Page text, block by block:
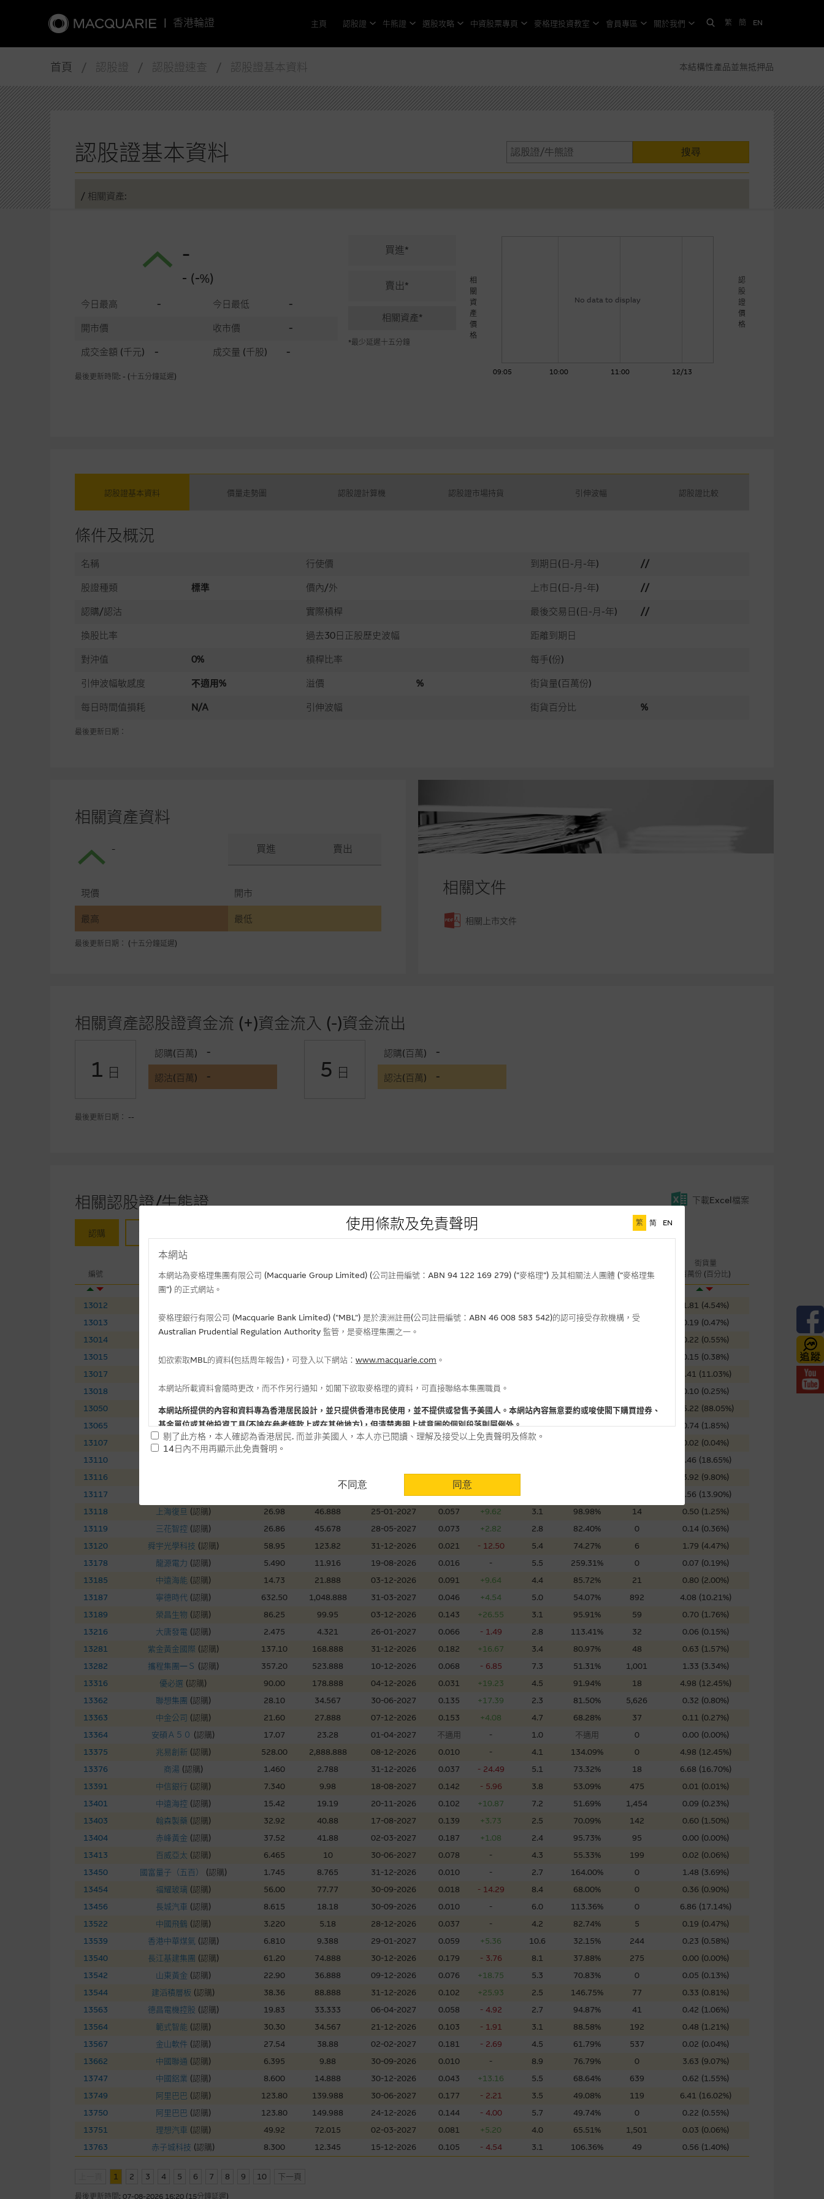
| 香港輪證 主頁 認股證 牛熊證 選股攻略 中資股票專頁 麥格理投資教室 會員專區 關於我們 繁 簡 EN
首頁 / 認股證 / 認股證速查 / 認股證基本資料 本結構性產品並無抵押品
認股證基本資料 搜尋
/ 相關資產:
-
- (-%)
今日最高 - 今日最低
-
開市價
收市價
-
成交金額 (千元) - 成交量 (千股) -
最後更新時間: - (十五分鐘延遲)
買進*
賣出*
相關資產*
*最少延遲十五分鐘
No data to display
09:05 10:00 11:00 12/13
認
股
證
價
格
相
關
資
產
價
格
認股證基本資料 價量走勢圖 認股證計算機 認股證市場持貨 引伸波幅 認股證比較
條件及概況
名稱
股證種類
標準
認購/認沽
換股比率
對沖值
0%
引伸波幅敏感度
不適用%
每日時間值損耗
N/A
行使價
價內/外
實際槓桿
過去30日正股歷史波幅
槓桿比率
溢價
%
引伸波幅
到期日(日-月-年)
//
上市日(日-月-年)
//
最後交易日(日-月-年)
//
距離到期日
每手(份)
街貨量(百萬份)
街貨百分比
%
最後更新日期：
相關資產資料
- 買進 賣出
現價 開市
最高 最低
最後更新日期： (十五分鐘延遲)
相關文件
相關上市文件
相關資產認股證資金流 (+)資金流入 (-)資金流出
1 日
認購(百萬) -
認沽(百萬) - 5 日
認購(百萬) -
認沽(百萬) -
最後更新日期： --
相關認股證/牛熊證 下載Excel檔案
認購
編號 相關資產
現價
行使價
(日/月/年)
價格 升/跌(%)
(倍)
引伸波幅
(千元)
街貨量
百萬份 (百分比)
13012
1.81 (4.54%)
13013
石藥集團(認購) 8.690 8.888 31-12-2026 0.248 +6.44 3.9 62.52% 2,702
0.19 (0.47%)
13014
45.678
0.22 (0.55%)
13015
萬國數據－ＳＷ(認購) 32.32 38.388 31-12-2026 0.112
0.15 (0.38%)
13017
4.41 (11.03%)
13018
三一國際(認購) 7.660 10.888 01-12-2026 0.085 +2.41
0.10 (0.25%)
13050
中國銀河(認購) 7.720 8.38 18-08-2026 0.010 - 17.6 58.79% 0
35.22 (88.05%)
13065
友邦保險(認購) 74.15 106.299 03-05-2027 0.052 +10.64 5.9 40.64% 159
0.74 (1.85%)
13107
中國電信(認購) 4.500 7.28 28-01-2027 0.076 - 1.30 6.7
0.02 (0.04%)
13110
7.46 (18.65%)
13116
02-12-2026 0.214 - 1.83
3.92 (9.80%)
13117
02-12-2026 0.017 +6.25
5.56 (13.90%)
13118
上海復旦 (認購) 26.98 46.888 25-01-2027 0.057 +9.62 3.1 98.98% 14
0.50 (1.25%)
13119
三花智控 (認購) 26.86 45.678 28-05-2027 0.073 +2.82 2.8 82.40% 0
0.14 (0.36%)
13120
舜宇光學科技 (認購) 58.95 123.82 31-12-2026 0.021 - 12.50 5.4 74.27% 6
1.79 (4.47%)
13178
龍源電力 (認購) 5.490 11.916 19-08-2026 0.016 - 5.5 259.31% 0
0.07 (0.19%)
13185
中遠海能(認購) 14.73 21.888 03-12-2026 0.091 +9.64 4.4 85.72% 21
0.80 (2.00%)
13187
寧德時代(認購) 632.50 1,048.888 31-03-2027 0.046 +4.54 5.0 54.07% 892
4.08 (10.21%)
13189
榮昌生物 (認購) 86.25 99.95 03-12-2026 0.143 +26.55 3.1 95.91% 59
0.70 (1.76%)
13216
大唐發電 (認購) 2.475 4.321 26-01-2027 0.066 - 1.49 2.8 113.41% 32
0.06 (0.15%)
13281
紫金黃金國際 (認購) 137.10 168.888 31-12-2026 0.182 +16.67 3.4 80.97% 48
0.63 (1.57%)
13282
攜程集團—Ｓ (認購) 357.20 523.888 10-12-2026 0.068 - 6.85 7.3 51.31% 1,001
1.33 (3.34%)
13316
優必選 (認購) 90.00 178.888 04-12-2026 0.031 +19.23 4.5 91.94% 18
4.98 (12.45%)
13362
聯想集團 (認購) 28.10 34.567 30-06-2027 0.135 +17.39 2.3 81.50% 5,626
0.32 (0.80%)
13363
中金公司 (認購) 21.60 27.888 07-12-2026 0.153 +4.08 4.7 68.28% 37
0.11 (0.27%)
13364
安碩Ａ５０ (認購) 17.07 23.28 01-04-2027 不適用 - 1.0 不適用 0
0.00 (0.00%)
13375
兆易創新 (認購) 528.00 2,888.888 08-12-2026 0.010 - 4.1 134.09% 0
4.98 (12.45%)
13376
商湯 (認購) 1.460 2.788 31-12-2026 0.037 - 24.49 5.1 73.32% 18
6.68 (16.70%)
13391
中信銀行 (認購) 7.340 9.98 18-08-2027 0.142 - 5.96 3.8 53.09% 475
0.01 (0.01%)
13401
中遠海控 (認購) 15.42 19.19 20-11-2026 0.102 +10.87 7.2 51.69% 1,454
0.09 (0.23%)
13403
翰森製藥 (認購) 32.92 40.88 17-08-2027 0.139 +3.73 2.5 70.09% 142
0.60 (1.50%)
13404
赤峰黃金 (認購) 37.52 41.88 02-03-2027 0.187 +1.08 2.4 95.73% 95
0.00 (0.00%)
13413
百威亞太 (認購) 6.465 10 30-06-2027 0.078 - 4.3 55.33% 199
0.02 (0.06%)
13450
國富量子（五百） (認購) 1.745 8.765 31-12-2026 0.010 - 2.7 164.00% 0
1.48 (3.69%)
13454
福耀玻璃 (認購) 56.00 77.77 30-09-2026 0.018 - 14.29 8.4 68.00% 0
0.36 (0.90%)
13456
長城汽車 (認購) 8.615 18.18 30-09-2026 0.010 - 6.0 113.36% 0
6.86 (17.14%)
13522
中國飛鶴 (認購) 3.220 5.18 28-12-2026 0.037 - 4.2 82.74% 5
0.19 (0.47%)
13539
香港中華煤氣 (認購) 6.810 9.388 29-01-2027 0.059 +5.36 10.6 32.15% 244
0.23 (0.58%)
13540
長江基建集團 (認購) 61.20 74.888 30-12-2026 0.179 - 3.76 8.1 37.88% 275
0.00 (0.00%)
13542
山東黃金 (認購) 22.90 36.888 09-12-2026 0.076 +18.75 5.3 70.83% 0
0.05 (0.13%)
13544
建滔積層板 (認購) 38.36 88.888 31-12-2026 0.102 +25.93 2.5 146.75% 77
0.33 (0.81%)
13563
德昌電機控股 (認購) 19.83 33.333 06-04-2027 0.058 - 4.92 2.7 94.87% 41
0.42 (1.06%)
13564
範式智能(認購) 30.30 34.567 21-12-2026 0.103 - 1.91 3.1 88.58% 192
0.48 (1.21%)
13567
金山軟件 (認購) 27.54 38.88 02-02-2027 0.181 - 2.69 4.5 61.79% 537
0.02 (0.04%)
13662
中國聯通 (認購) 6.395 9.88 30-09-2026 0.010 - 8.9 76.79% 0
3.63 (9.07%)
13747
中國鋁業 (認購) 8.600 14.888 30-12-2026 0.043 +13.16 5.5 68.64% 639
0.62 (1.55%)
13749
阿里巴巴 (認購) 123.80 139.988 30-06-2027 0.177 - 2.21 3.5 49.08% 119
6.41 (16.02%)
13750
阿里巴巴 (認購) 123.80 149.988 24-12-2026 0.144 - 4.00 5.7 49.74% 0
0.22 (0.55%)
13751
理想汽車 (認購) 49.92 72.015 02-03-2027 0.081 +5.20 4.0 65.51% 1,501
0.03 (0.06%)
13763
赤子城科技 (認購) 8.300 12.345 15-12-2026 0.105 - 4.54 3.1 106.36% 49 0.56 (1.40%)
1 2 3 4 5 6 7 8 9 10 下一頁
最後更新時間: 07-08-2026 16:20 (15分鐘延遲)
使用條款及免責聲明 繁 简 EN
本網站
本網站為麥格理集團有限公司 (Macquarie Group Limited) (公司註冊編號：ABN 94 122 169 279) (”麥格理”) 及其相關法人團體 (”麥格理集
團”) 的正式網站。
麥格理銀行有限公司 (Macquarie Bank Limited) ("MBL") 是於澳洲註冊(公司註冊編號：ABN 46 008 583 542)的認可接受存款機構，受
Australian Prudential Regulation Authority 監管，是麥格理集團之一。
如欲索取MBL的資料(包括周年報告)，可登入以下網站： www.macquarie.com 。
本網站所載資料會隨時更改，而不作另行通知，如閣下欲取麥格理的資料，可直接聯絡本集團職員。
本網站所提供的內容和資料專為香港居民設計，並只提供香港市民使用，並不提供或發售予美國人。本網站內容無意要約或唆使閣下購買證券、
基金單位或其他投資工具(不論在參考條款上或在其他地方)，但清楚表明上述意圖的個別段落則屬例外。
網站內容來自我們在所示日期時認為可靠之來源，且均以真誠提供。惟麥格理集團並無核實所有網站內容，故就閣下的目的而言，網站內容可能
未必完整或準確。麥格理集團不會，亦沒有義務更新網站內容，或修正任何其後變為明顯失實之地方。網站內容所載的意見、預測及其他資料可
予更改或刪除，而毋須作出通知。
任何指示價格報價、公開資料或分析是基於我們相信的假設及參數而預備的，不構成我們提出的意見。所用假設及參數並非唯一可以合理選擇到
績並不保證將來表現。網站內容來自我們在所示日期時認為可靠之來源，且均以真誠提供，然而，麥格理集團不作陳述，亦不保證網站內容在任
何用途上均完整、可靠、準確、合時或適合，亦不為資料的準確程度、完整性及合時性負上責任，除非這是有關適用的的法律及/或法規所規定。
網站內容不構成要約及徵求要約，或作為任何合約的根據，以購買或銷售任何證券、貸款或其他工具。網站內容由麥格理集團所準備的資料編製
而成，但不包括麥格理集團職員所知的資料。
在法律最大許可的情況下，麥格理集團及其任何相關公司或其董事、高層職員、僱員或代理人不作陳述，亦不保證網站內容，或任何與本網站相
連結的第三者網站，在任何用途方面均可靠、完整、合時及準確，對任何因任何形式(包括疏忽)由於網站內容的錯誤、失實、遺漏、或任何人士對
網站內容的依賴而導致的損失或損毀，亦一概不會承擔責任或債務。
與結構性產品有關的風險
結構性產品並無抵押品，如發行人無力償債或違約，投資者可能無法收回部份或全部應收款項。結構性產品價格可升可跌。過往表現並不反映未
來表現。產品的第二市場可能有限而麥格理資本股份有限公司可能是唯一報價方。閣下應閱讀載于www.warrants.com.hk之上市文件以瞭解結構
性產品的詳情及自行評估箇中風險。如有需要，請徵詢獨立之專業意見。牛熊證備有強制贖回機制可能被提早終止，届時(i) N類牛熊證投資者會
網站連結
本網站或載有連接非由麥格理集團管理的網站的連結。此等連結純為方便閣下取得更多關於市場上相關產品及機構的資訊。麥格理集團對此等網
站的內容及所介紹的產品或服務，均無任何操控權，因此對此等網站的內容及所介紹服務或產品是否準確或合適，不作任何聲明。麥格理集團建
議閣下自行向本網站述及或連接的第三者查詢。此外，載有第三者網站的連結，不應視為該第三者推介本網站。
本網站雖連接第三者管理的網站，但麥格理集團並非授權網站瀏覽者複製此等網站的任何內容，因該等內容可能屬他人的知識產權。
經由本網站接觸到的軟件應用
部分可經本網站連結下載的軟件程式屬於第三者的產品。閣下使用此等屬於第三者的軟件，須自負全責。此等軟件的使用，可能受軟件持有人訂
出的使用條款約束。
在法律容許的所有範圍內，麥格理集團概不承擔經由本網站使用或下載任何軟件(不論是否屬於第三者)而引起的責任。麥格理集團並且對此等軟件
不作任何聲明，也不提供任何保證，特別是在法律容許的所有範圍內，概不負責經由本網站使用或下載任何軟件(不論是否屬於第三者)而出現電腦
病毒或任何其他後果所導致的任何損失(包括但不限於數據遺失、業務運作受干擾及盈利虧損)。
基本上市文件及補充上市文件
補充上市文件內。該等文件之英文版及中譯版見於本網站。
版權及商標
剔了此方格，本人確認為香港居民. 而並非美國人，本人亦已閱讀、理解及接受以上免責聲明及條款。
14日內不用再顯示此免責聲明。
不同意 同意